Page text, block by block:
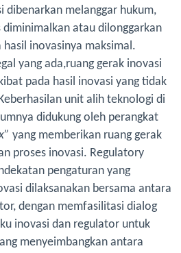
dibenarkan melanggar hukum,
atau dilonggarkan
inovasinya maksimal.
yang ada,ruang gerak inovasi
pada hasil inovasi yang tidak
unit alih teknologi di
didukung oleh perangkat
yang memberikan ruang gerak
proses inovasi. Regulatory
pengaturan yang
dilaksanakan bersama antara
dengan memfasilitasi dialog
inovasi dan regulator untuk
menyeimbangkan antara